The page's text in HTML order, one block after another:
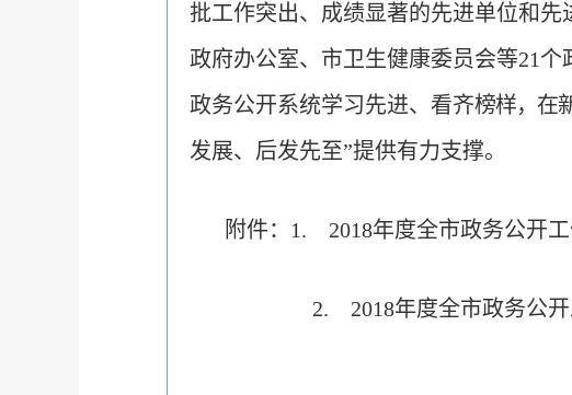
批工作突出、成绩显著的先进单位和
政府办公室、市卫生健康委员会等21
政务公开系统学习先进、看齐榜样，在
发展、后发先至”提供有力支撑。
附件：1. 2018年度全市政务公开工
2. 2018年度全市政务公开工